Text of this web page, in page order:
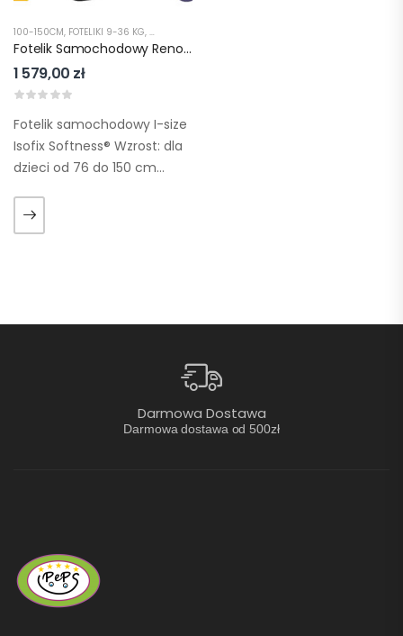
100-150CM, FOTELIKI 9-36 KG, FOTELIKI I-SIZE
Fotelik Samochodowy Renolux Olymp I-Size 76-150cm
1 579,00 zł
Fotelik samochodowy I-size
Isofix Softness® Wzrost: dla
dzieci od 76 do 150 cm
UNIKALNY PATENT :
TECHNOLOGIĘ SOFTNESS®.
Darmowa Dostawa
Darmowa dostawa od 500zł